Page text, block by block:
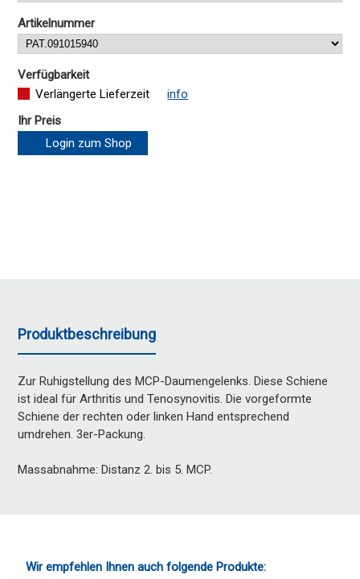
Artikelnummer
Verfügbarkeit
Verlängerte Lieferzeit
info
Ihr Preis
Login zum Shop
Produktbeschreibung
Zur Ruhigstellung des MCP-Daumengelenks. Diese Schiene
ist ideal für Arthritis und Tenosynovitis. Die vorgeformte
Schiene der rechten oder linken Hand entsprechend
umdrehen. 3er-Packung.
Massabnahme: Distanz 2. bis 5. MCP.
Wir empfehlen Ihnen auch folgende Produkte: